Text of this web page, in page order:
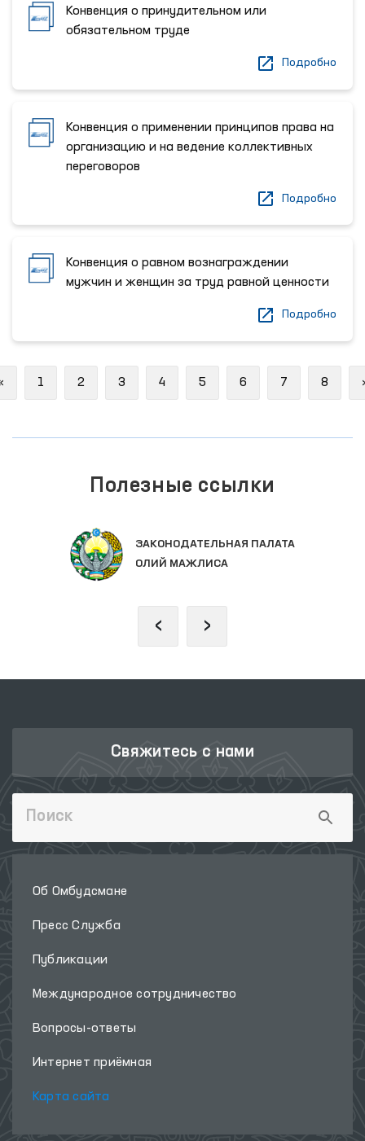
Конвенция о принудительном или
обязательном труде
Подробно
Конвенция о применении принципов права на
организацию и на ведение коллективных
переговоров
Подробно
Конвенция о равном вознаграждении
мужчин и женщин за труд равной ценности
Подробно
Previous
1 2 3 4 5 6 7 8
Полезные ссылки
ЗАКОНОДАТЕЛЬНАЯ ПАЛАТА
ОЛИЙ МАЖЛИСА
‹ ›
Свяжитесь с нами
Об Омбудсмане
Пресс Служба
Публикации
Международное сотрудничество
Вопросы-ответы
Интернет приёмная
Карта сайта